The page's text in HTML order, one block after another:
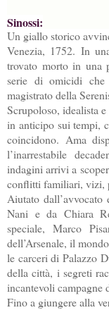
Sinossi:
Un giallo storico
Venezia, 1752. In
trovato morto in una
serie di omicidi che
magistrato della
Scrupoloso, idealista
in anticipo sui tempi,
coincidono. Ama
l’inarrestabile
indagini arrivi a
conflitti familiari, vizi,
Aiutato
Nani e da Chiara
speciale, Marco
dell’Arsenale, il
le carceri di Palazzo
della città, i segreti
incantevoli campagne
Fino a giungere alla